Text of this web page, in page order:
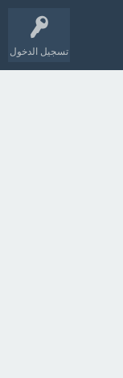
تسجيل الدخول